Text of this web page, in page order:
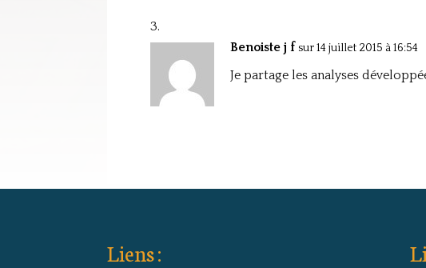
Benoiste j f sur 14 juillet 2015 à 16:54
Je partage les analyses
Liens :